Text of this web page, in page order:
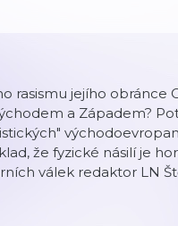
rasismu jejího
a Západem?
že fyzické násilí je
válek redaktor LN